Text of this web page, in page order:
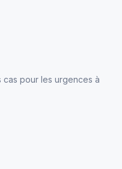
cas pour les urgences à